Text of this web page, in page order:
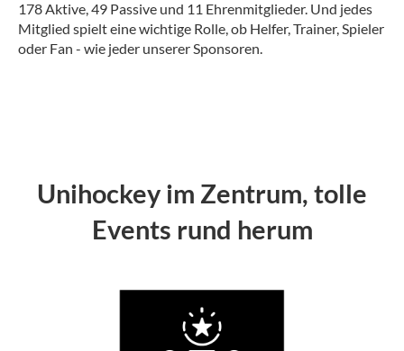
178 Aktive, 49 Passive und 11 Ehrenmitglieder. Und jedes
Mitglied spielt eine wichtige Rolle, ob Helfer, Trainer, Spieler
oder Fan - wie jeder unserer Sponsoren.
Unihockey im Zentrum, tolle
Events rund herum